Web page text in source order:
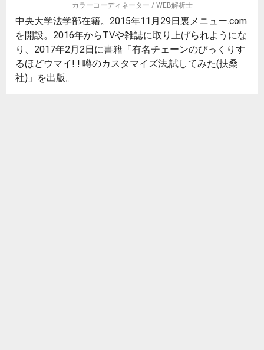
カラーコーディネーター / WEB解析士
中央大学法学部在籍。2015年11月29日裏メニュー.com
を開設。2016年からTVや雑誌に取り上げられようにな
り、2017年2月2日に書籍「有名チェーンのびっくりす
るほどウマイ! ! 噂のカスタマイズ法,試してみた(扶桑
社)」を出版。